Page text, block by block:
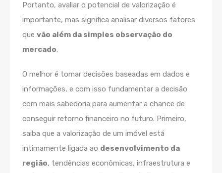
Portanto, avaliar o potencial de valorização é
importante, mas significa analisar diversos fatores
que vão além da simples observação do
mercado.
O melhor é tomar decisões baseadas em dados e
informações, e com isso fundamentar a decisão
com mais sabedoria para aumentar a chance de
conseguir retorno financeiro no futuro. Primeiro,
saiba que a valorização de um imóvel está
intimamente ligada ao desenvolvimento da
região, tendências econômicas, infraestrutura e